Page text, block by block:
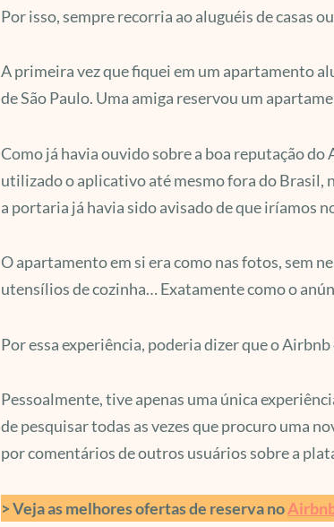
Por isso, sempre recorria ao aluguéis de casas
A primeira vez que fiquei em um apartamento
de São Paulo. Uma amiga reservou um
Como já havia ouvido sobre a boa reputação
utilizado o aplicativo até mesmo fora do Brasil,
a portaria já havia sido avisado de que iríamos
O apartamento em si era como nas fotos, sem
utensílios de cozinha… Exatamente como o
Por essa experiência, poderia dizer que o
Pessoalmente, tive apenas uma única
de pesquisar todas as vezes que procuro uma
por comentários de outros usuários sobre a
> Veja as melhores ofertas de reserva no